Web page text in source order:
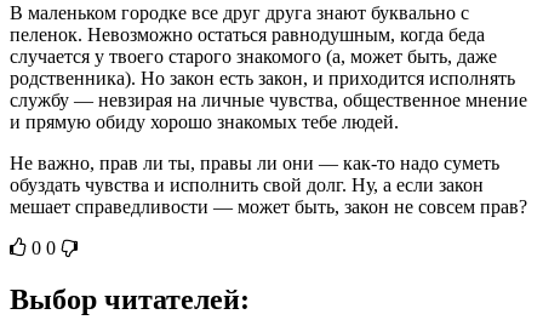
В маленьком городке все друг друга знают буквально с
пеленок. Невозможно остаться равнодушным, когда беда
случается у твоего старого знакомого (а, может быть, даже
родственника). Но закон есть закон, и приходится исполнять
службу — невзирая на личные чувства, общественное мнение
и прямую обиду хорошо знакомых тебе людей.
Не важно, прав ли ты, правы ли они — как-то надо суметь
обуздать чувства и исполнить свой долг. Ну, а если закон
мешает справедливости — может быть, закон не совсем прав?
0 0
Выбор читателей: